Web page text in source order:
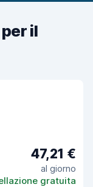
il
47,21 €
al giorno
gratuita